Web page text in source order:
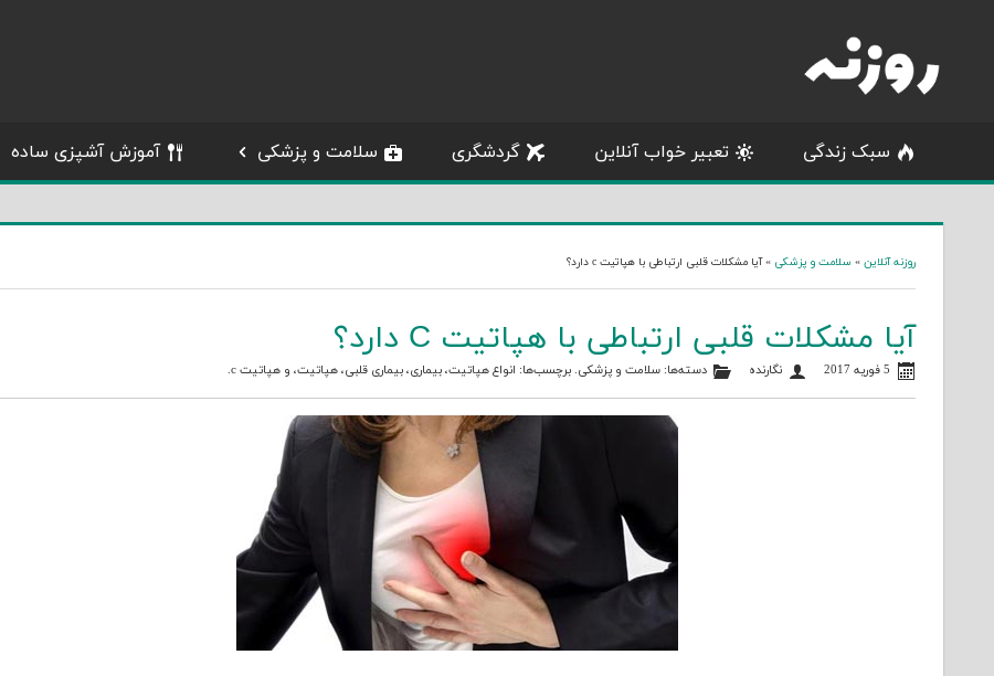
content
سبک زندگی تعبیر خواب آنلاین گردشگری سلامت و پزشکی آموزش آشپزی ساده
روزنه آنلاین » سلامت و پزشکی »آیا مشکلات قلبی ارتباطی با هپاتیت c دارد؟
آیا مشکلات قلبی ارتباطی با هپاتیت C دارد؟
5 فوریه 2017 نگارنده دسته‌ها:سلامت و پزشکی. برچسب‌ها: انواع هپاتیت،بیماری،بیماری قلبی،هپاتیت، وهپاتیت c .